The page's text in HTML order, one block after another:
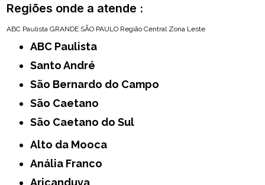
Regiões onde a atende :
ABC Paulista GRANDE SÃO PAULO Região Central Zona Leste
ABC Paulista
Santo André
São Bernardo do Campo
São Caetano
São Caetano do Sul
Alto da Mooca
Anália Franco
Aricanduva